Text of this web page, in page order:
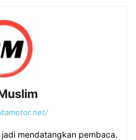
mendatangkan pembaca.